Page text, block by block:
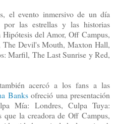
el evento inmersivo de un día
por las estrellas y las historias
del Amor, Off Campus,
The Devil's Mouth, Maxton Hall,
Marfil, The Last Sunrise y Red,
acercó a los fans a las
Banksofreció una presentación
Mía: Londres, Culpa Tuya:
la creadora de Off Campus,